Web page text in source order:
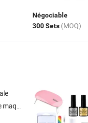
Négociable
300 Sets (MOQ)
, Rouge à lèvres